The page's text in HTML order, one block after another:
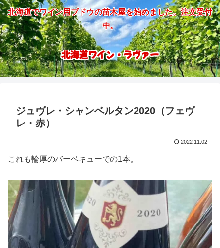
北海道でワイン用ブドウの苗木屋を始めました。注文受付
中。
北海道ワイン・ラヴァー
ジュヴレ・シャンベルタン2020（フェヴ
レ・赤）
2022.11.02
これも輪厚のバーベキューでの1本。